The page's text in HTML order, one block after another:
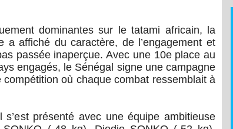
dominantes sur le tatami africain, la
a affiché du caractère, de l’engagement et
passée inaperçue. Avec une 10e place au
engagés, le Sénégal signe une campagne
compétition où chaque combat ressemblait à
présenté avec une équipe ambitieuse